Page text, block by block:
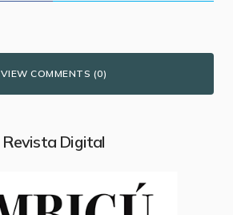
VIEW COMMENTS (0)
Revista Digital